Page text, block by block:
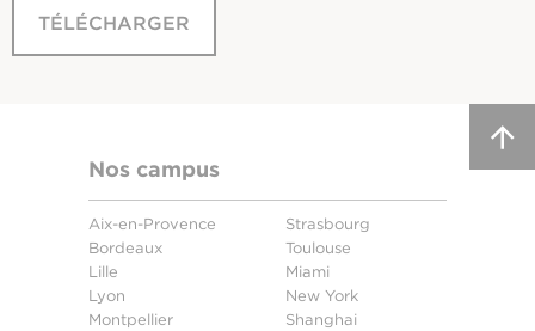
TÉLÉCHARGER
Nos campus
Aix-en-Provence
Bordeaux
Lille
Lyon
Montpellier
Strasbourg
Toulouse
Miami
New York
Shanghai